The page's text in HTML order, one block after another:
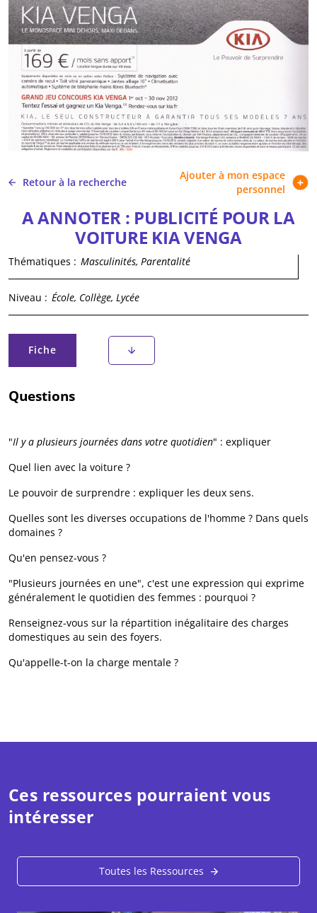
Retour à la recherche
Ajouter à mon espace
personnel
A ANNOTER : PUBLICITÉ POUR LA
VOITURE KIA VENGA
Thématiques : Masculinités, Parentalité
Niveau : École, Collège, Lycée
Onglets principaux
Fiche
(onglet actif)
Questions
"Il y a plusieurs journées dans votre quotidien" : expliquer
Quel lien avec la voiture ?
Le pouvoir de surprendre : expliquer les deux sens.
Quelles sont les diverses occupations de l'homme ? Dans quels
domaines ?
Qu'en pensez-vous ?
"Plusieurs journées en une", c'est une expression qui exprime
généralement le quotidien des femmes : pourquoi ?
Renseignez-vous sur la répartition inégalitaire des charges
domestiques au sein des foyers.
Qu'appelle-t-on la charge mentale ?
Ces ressources pourraient vous
intéresser
Toutes les Ressources